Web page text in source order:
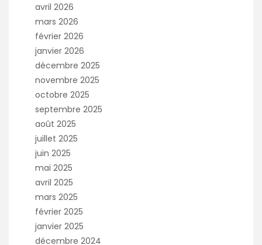
avril 2026
mars 2026
février 2026
janvier 2026
décembre 2025
novembre 2025
octobre 2025
septembre 2025
août 2025
juillet 2025
juin 2025
mai 2025
avril 2025
mars 2025
février 2025
janvier 2025
décembre 2024